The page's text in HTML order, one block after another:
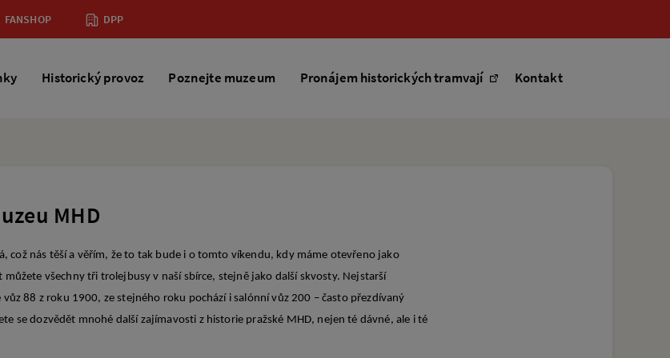
Historický provoz Poznejte muzeum Pronájem historických tramvají Kontakt
FANSHOP DPP
MHD
což nás těší a věřím, že to tak bude i o tomto víkendu, kdy máme otevřeno jako
všechny tři trolejbusy v naší sbírce, stejně jako další skvosty. Nejstarší
88 z roku 1900, ze stejného roku pochází i salónní vůz 200 – často přezdívaný
se dozvědět mnohé další zajímavosti z historie pražské MHD, nejen té dávné, ale i té